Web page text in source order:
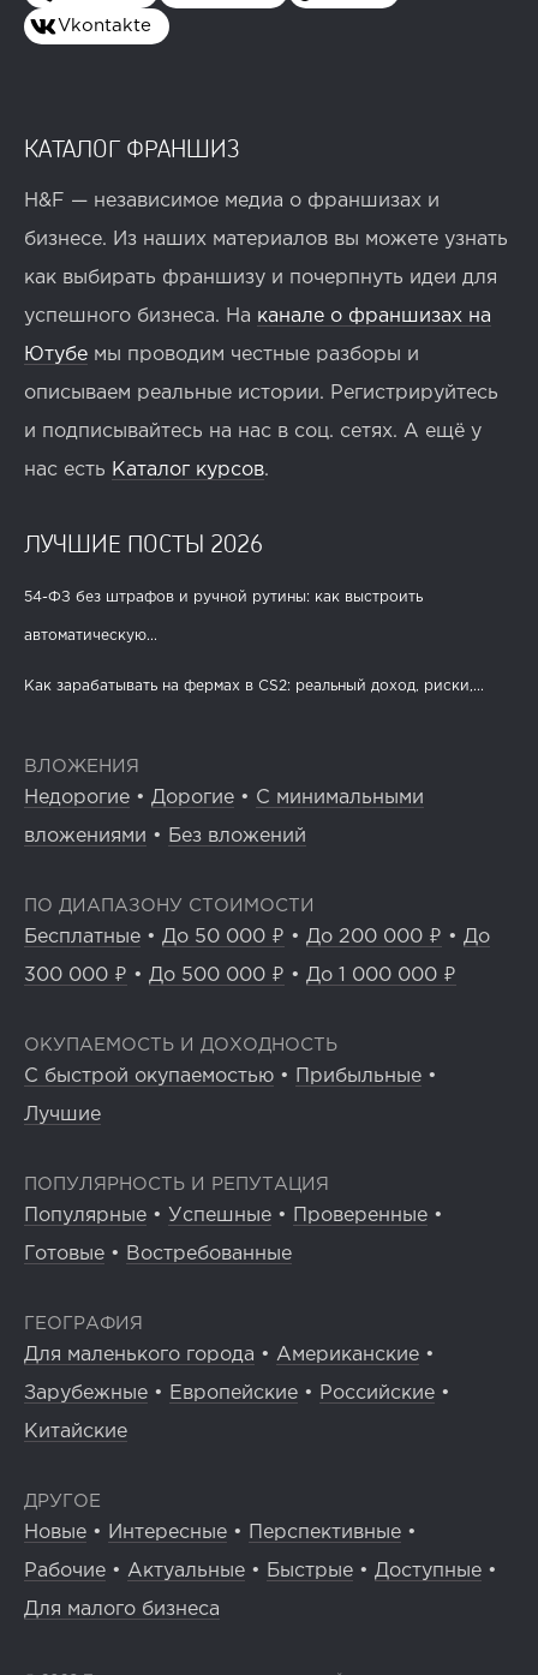
Vkontakte
КАТАЛОГ ФРАНШИЗ
H&F — независимое медиа о франшизах и
бизнесе. Из наших материалов вы можете узнать
как выбирать франшизу и почерпнуть идеи для
успешного бизнеса. На канале о франшизах на
Ютубе мы проводим честные разборы и
описываем реальные истории. Регистрируйтесь
и подписывайтесь на нас в соц. сетях. А ещё у
нас есть Каталог курсов.
ЛУЧШИЕ ПОСТЫ 2026
54-ФЗ без штрафов и ручной рутины: как выстроить
автоматическую...
Как зарабатывать на фермах в CS2: реальный доход, риски,...
ВЛОЖЕНИЯ
Недорогие • Дорогие • С минимальными
вложениями • Без вложений
ПО ДИАПАЗОНУ СТОИМОСТИ
Бесплатные • До 50 000 ₽ • До 200 000 ₽ • До
300 000 ₽ • До 500 000 ₽ • До 1 000 000 ₽
ОКУПАЕМОСТЬ И ДОХОДНОСТЬ
С быстрой окупаемостью • Прибыльные •
Лучшие
ПОПУЛЯРНОСТЬ И РЕПУТАЦИЯ
Популярные • Успешные • Проверенные •
Готовые • Востребованные
ГЕОГРАФИЯ
Для маленького города • Американские •
Зарубежные • Европейские • Российские •
Китайские
ДРУГОЕ
Новые • Интересные • Перспективные •
Рабочие • Актуальные • Быстрые • Доступные •
Для малого бизнеса